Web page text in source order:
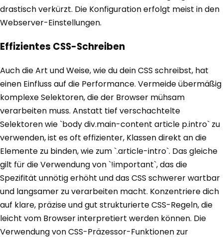
drastisch verkürzt. Die Konfiguration erfolgt meist in den
Webserver-Einstellungen.
Effizientes CSS-Schreiben
Auch die Art und Weise, wie du dein CSS schreibst, hat
einen Einfluss auf die Performance. Vermeide übermäßig
komplexe Selektoren, die der Browser mühsam
verarbeiten muss. Anstatt tief verschachtelte
Selektoren wie `body div.main-content article p.intro` zu
verwenden, ist es oft effizienter, Klassen direkt an die
Elemente zu binden, wie zum `.article-intro`. Das gleiche
gilt für die Verwendung von `!important`, das die
Spezifität unnötig erhöht und das CSS schwerer wartbar
und langsamer zu verarbeiten macht. Konzentriere dich
auf klare, präzise und gut strukturierte CSS-Regeln, die
leicht vom Browser interpretiert werden können. Die
Verwendung von CSS-Präzessor-Funktionen zur